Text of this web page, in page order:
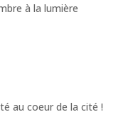
à la lumière
au coeur de la cité !